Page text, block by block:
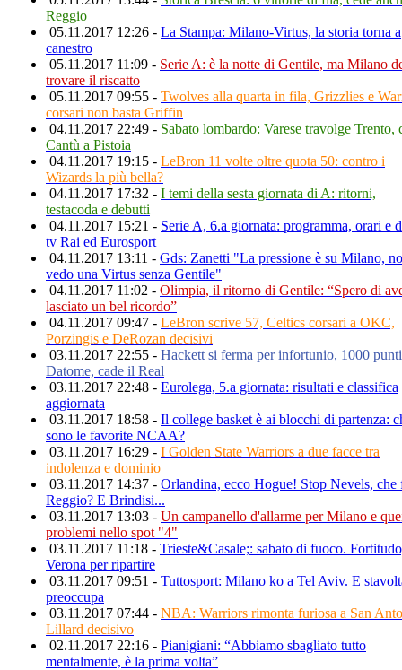
Reggio
05.11.2017 12:26 - La Stampa: Milano-Virtus, la storia torna a
canestro
05.11.2017 11:09 - Serie A: è la notte di Gentile, ma Milano
trovare il riscatto
05.11.2017 09:55 - Twolves alla quarta in fila, Grizzlies e
corsari non basta Griffin
04.11.2017 22:49 - Sabato lombardo: Varese travolge Trento,
Cantù a Pistoia
04.11.2017 19:15 - LeBron 11 volte oltre quota 50: contro i
Wizards la più bella?
04.11.2017 17:32 - I temi della sesta giornata di A: ritorni,
testacoda e debutti
04.11.2017 15:21 - Serie A, 6.a giornata: programma, orari e
tv Rai ed Eurosport
04.11.2017 13:11 - Gds: Zanetti "La pressione è su Milano,
vedo una Virtus senza Gentile"
04.11.2017 11:02 - Olimpia, il ritorno di Gentile: “Spero di
lasciato un bel ricordo”
04.11.2017 09:47 - LeBron scrive 57, Celtics corsari a OKC,
Porzingis e DeRozan decisivi
03.11.2017 22:55 - Hackett si ferma per infortunio, 1000
Datome, cade il Real
03.11.2017 22:48 - Eurolega, 5.a giornata: risultati e classifica
aggiornata
03.11.2017 18:58 - Il college basket è ai blocchi di partenza:
sono le favorite NCAA?
03.11.2017 16:29 - I Golden State Warriors a due facce tra
indolenza e dominio
03.11.2017 14:37 - Orlandina, ecco Hogue! Stop Nevels, che
Reggio? E Brindisi...
03.11.2017 13:03 - Un campanello d'allarme per Milano e
problemi nello spot "4"
03.11.2017 11:18 - Trieste&Casale;: sabato di fuoco.
Verona per ripartire
03.11.2017 09:51 - Tuttosport: Milano ko a Tel Aviv. E
preoccupa
03.11.2017 07:44 - NBA: Warriors rimonta furiosa a San
Lillard decisivo
02.11.2017 22:16 - Pianigiani: “Abbiamo sbagliato tutto
mentalmente, è la prima volta”